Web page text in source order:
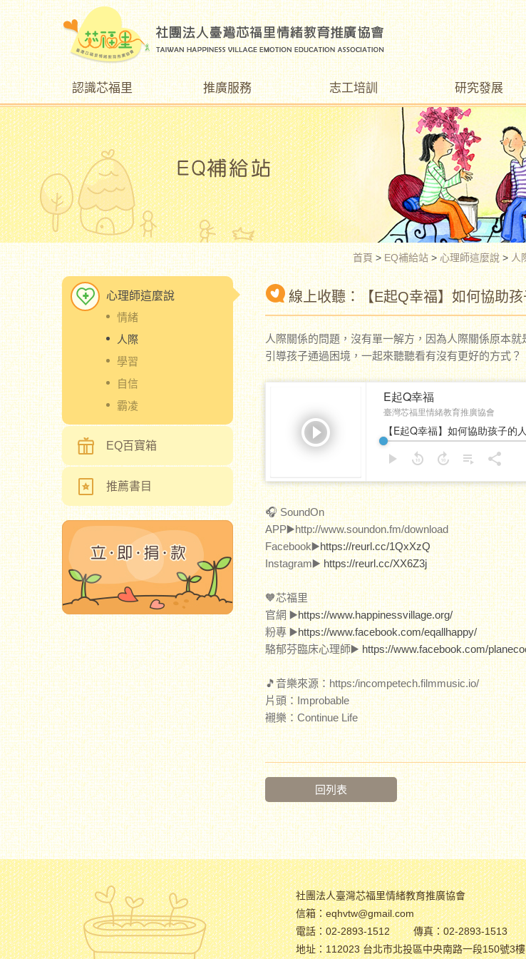
認識芯福里 推廣服務 志工培訓 研究發展
首頁>EQ補給站>心理師這麼說>人
心理師這麼說
情緒
人際
學習
自信
霸凌
EQ百寶箱
推薦書目
線上收聽：【E起Q幸福】如何協助
人際關係的問題，沒有單一解方，因為人際關係原本
引導孩子通過困境，一起來聽聽看有沒有更好的方式？
🎧 SoundOn
APP▶️http://www.soundon.fm/download
Facebook▶️https://reurl.cc/1QxXzQ
Instagram▶️https://reurl.cc/XX6Z3j
🧡芯福里
官網 ▶️https://www.happinessvillage.org/
粉專 ▶️https://www.facebook.com/eqallhappy/
駱郁芬臨床心理師▶️https://www.facebook.com/
🎵音樂來源：https:/incompetech.filmmusic.io/
片頭：Improbable
襯樂：Continue Life
回列表
社團法人臺灣芯福里情緒教育推廣協會
信箱：eqhvtw@gmail.com
電話：02-2893-1512
傳真：02-2893-1513
地址：112023 台北市北投區中央南路一段150號3樓